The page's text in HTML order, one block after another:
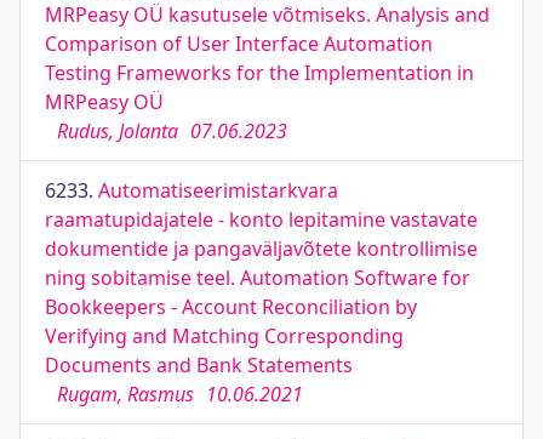
MRPeasy OÜ kasutusele võtmiseks. Analysis and
Comparison of User Interface Automation
Testing Frameworks for the Implementation in
MRPeasy OÜ
Rudus, Jolanta 07.06.2023
6233. Automatiseerimistarkvara
raamatupidajatele - konto lepitamine vastavate
dokumentide ja pangaväljavõtete kontrollimise
ning sobitamise teel. Automation Software for
Bookkeepers - Account Reconciliation by
Verifying and Matching Corresponding
Documents and Bank Statements
Rugam, Rasmus 10.06.2021